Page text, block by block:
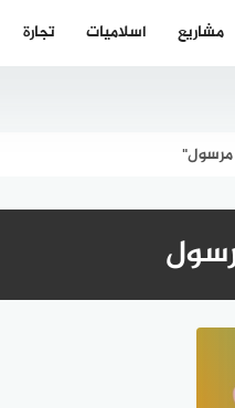
مشاريع اسلاميات تجارة
مرسول"